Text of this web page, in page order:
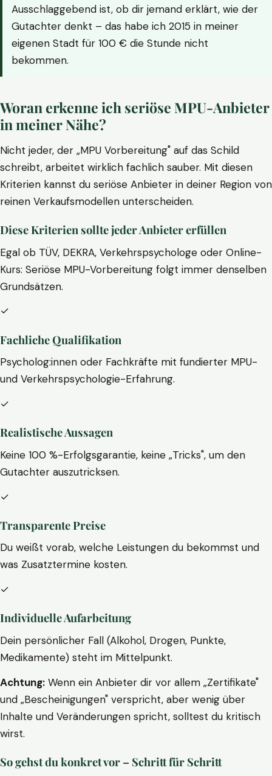
Ausschlaggebend ist, ob dir jemand erklärt, wie der
Gutachter denkt – das habe ich 2015 in meiner
eigenen Stadt für 100 € die Stunde nicht
bekommen.
Woran erkenne ich seriöse MPU-Anbieter
in meiner Nähe?
Nicht jeder, der „MPU Vorbereitung" auf das Schild
schreibt, arbeitet wirklich fachlich sauber. Mit diesen
Kriterien kannst du seriöse Anbieter in deiner Region von
reinen Verkaufsmodellen unterscheiden.
Diese Kriterien sollte jeder Anbieter erfüllen
Egal ob TÜV, DEKRA, Verkehrspsychologe oder Online-
Kurs: Seriöse MPU-Vorbereitung folgt immer denselben
Grundsätzen.
✓
Fachliche Qualifikation
Psycholog:innen oder Fachkräfte mit fundierter MPU-
und Verkehrspsychologie-Erfahrung.
✓
Realistische Aussagen
Keine 100 %-Erfolgsgarantie, keine „Tricks", um den
Gutachter auszutricksen.
✓
Transparente Preise
Du weißt vorab, welche Leistungen du bekommst und
was Zusatztermine kosten.
✓
Individuelle Aufarbeitung
Dein persönlicher Fall (Alkohol, Drogen, Punkte,
Medikamente) steht im Mittelpunkt.
Achtung: Wenn ein Anbieter dir vor allem „Zertifikate"
und „Bescheinigungen" verspricht, aber wenig über
Inhalte und Veränderungen spricht, solltest du kritisch
wirst.
So gehst du konkret vor – Schritt für Schritt